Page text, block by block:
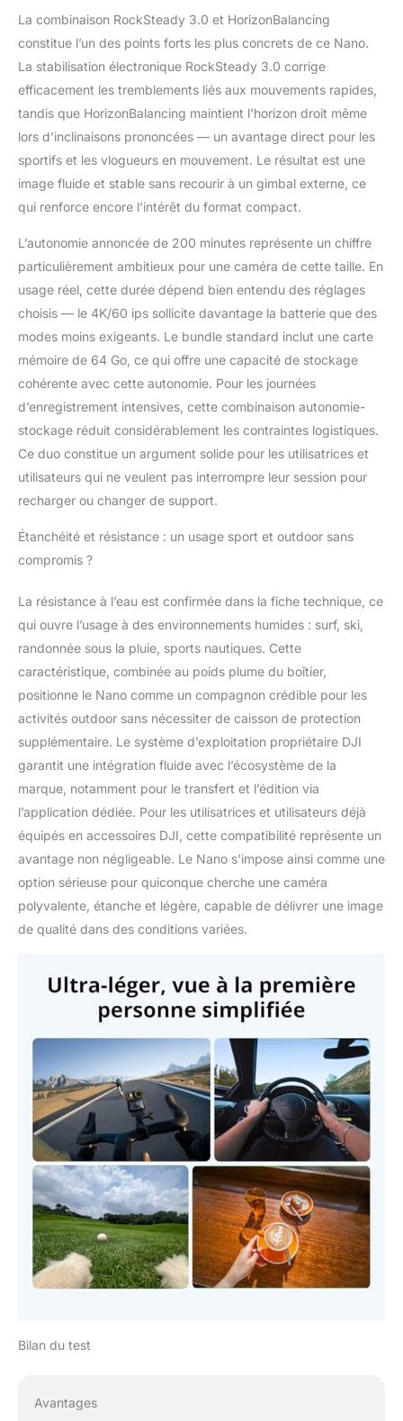
directe à deux
microphones[4],
offrant un son original
et de haute qualité
pour vos vlogs.
Profitez d’un son
immersif et de résultats
professionnels partout.
étanchéité garantie - La
caméra est étanche
une résistance aux
éclaboussures IPX4
avec la Vision Dock.
sous l’eau ou en
extérieur en toute
confiance avec l’Osmo
Nano. Bundle Standard
avec 64 Go de
le module de
transmission d’images,
un clip magnétique
pour chapeau, un
cordon et plus encore
pour des prises de vue
capturer la vie
quotidienne. En raison
d’un problème de
compatibilité,
l’application DJI Mimo a
été supprimée de
Google Play. Afin de
garantir une meilleure
expérience d’utilisation
du produit, connectez-
vous au site Web
officiel de DJI pour
télécharger la dernière
version de Mimo.
La combinaison RockSteady 3.0 et HorizonBalancing
constitue l’un des points forts les plus concrets de ce Nano.
La stabilisation électronique RockSteady 3.0 corrige
efficacement les tremblements liés aux mouvements rapides,
tandis que HorizonBalancing maintient l’horizon droit même
lors d’inclinaisons prononcées — un avantage direct pour les
sportifs et les vlogueurs en mouvement. Le résultat est une
image fluide et stable sans recourir à un gimbal externe, ce
qui renforce encore l’intérêt du format compact.
L’autonomie annoncée de 200 minutes représente un chiffre
particulièrement ambitieux pour une caméra de cette taille. En
usage réel, cette durée dépend bien entendu des réglages
choisis — le 4K/60 ips sollicite davantage la batterie que des
modes moins exigeants. Le bundle standard inclut une carte
mémoire de 64 Go, ce qui offre une capacité de stockage
cohérente avec cette autonomie. Pour les journées
d’enregistrement intensives, cette combinaison autonomie-
stockage réduit considérablement les contraintes logistiques.
Ce duo constitue un argument solide pour les utilisatrices et
utilisateurs qui ne veulent pas interrompre leur session pour
recharger ou changer de support.
Étanchéité et résistance : un usage sport et outdoor sans
compromis ?
La résistance à l’eau est confirmée dans la fiche technique, ce
qui ouvre l’usage à des environnements humides : surf, ski,
randonnée sous la pluie, sports nautiques. Cette
caractéristique, combinée au poids plume du boîtier,
positionne le Nano comme un compagnon crédible pour les
activités outdoor sans nécessiter de caisson de protection
supplémentaire. Le système d’exploitation propriétaire DJI
garantit une intégration fluide avec l’écosystème de la
marque, notamment pour le transfert et l’édition via
l’application dédiée. Pour les utilisatrices et utilisateurs déjà
équipés en accessoires DJI, cette compatibilité représente un
avantage non négligeable. Le Nano s’impose ainsi comme une
option sérieuse pour quiconque cherche une caméra
polyvalente, étanche et légère, capable de délivrer une image
de qualité dans des conditions variées.
Bilan du test
Avantages